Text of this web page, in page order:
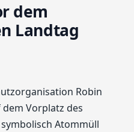
dem
Landtag
Robin
Vorplatz des
Atommüll